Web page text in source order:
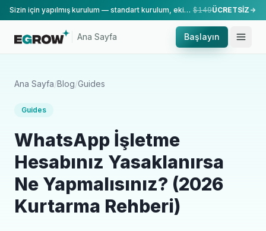
Sizin için yapılmış kurulum — standart kurulum, ekibimiz tarafından yapılır. $149ÜCRETSİZ
Ana Sayfa Başlayın
Ana Sayfa/Blog/Guides
Guides
WhatsApp İşletme
Hesabınız Yasaklanırsa
Ne Yapmalısınız? (2026
Kurtarma Rehberi)